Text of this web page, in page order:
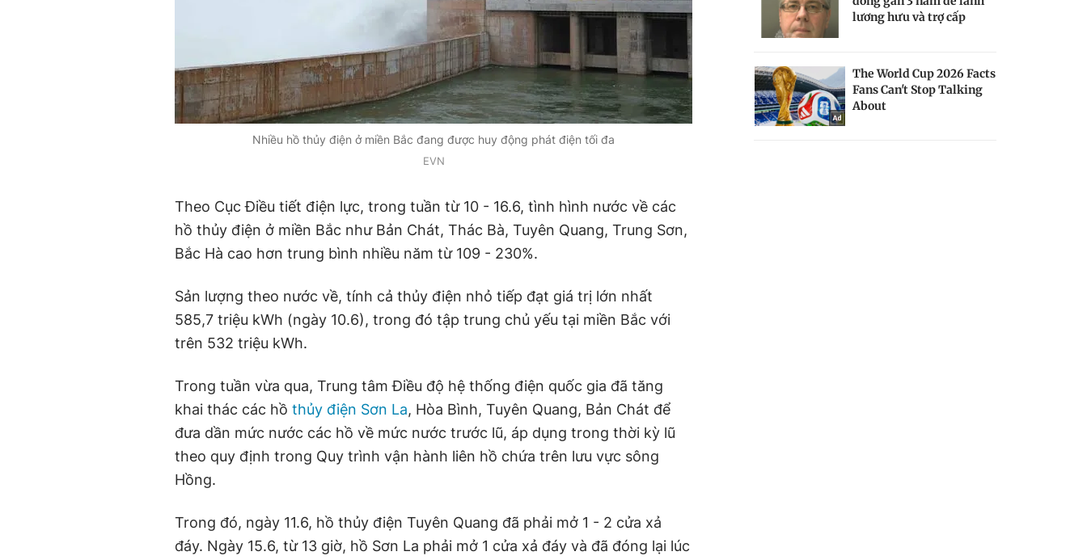
Nhiều hồ thủy điện ở miền Bắc đang được huy động phát điện tối đa
EVN
Theo Cục Điều tiết điện lực, trong tuần từ 10 - 16.6, tình hình nước về các
hồ thủy điện ở miền Bắc như Bản Chát, Thác Bà, Tuyên Quang, Trung Sơn,
Bắc Hà cao hơn trung bình nhiều năm từ 109 - 230%.
Sản lượng theo nước về, tính cả thủy điện nhỏ tiếp đạt giá trị lớn nhất
585,7 triệu kWh (ngày 10.6), trong đó tập trung chủ yếu tại miền Bắc với
trên 532 triệu kWh.
Trong tuần vừa qua, Trung tâm Điều độ hệ thống điện quốc gia đã tăng
khai thác các hồ thủy điện Sơn La, Hòa Bình, Tuyên Quang, Bản Chát để
đưa dần mức nước các hồ về mức nước trước lũ, áp dụng trong thời kỳ lũ
theo quy định trong Quy trình vận hành liên hồ chứa trên lưu vực sông
Hồng.
Trong đó, ngày 11.6, hồ thủy điện Tuyên Quang đã phải mở 1 - 2 cửa xả
đáy. Ngày 15.6, từ 13 giờ, hồ Sơn La phải mở 1 cửa xả đáy và đã đóng lại lúc